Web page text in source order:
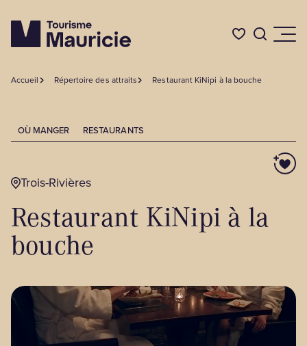
Où dormir
Où manger
Événements
L'été en Mauricie
BLOGUE
Accueil Répertoire des attraits Restaurant KiNipi à la bouche
OÙ MANGER RESTAURANTS
Trois-Rivières
Restaurant KiNipi à la
bouche